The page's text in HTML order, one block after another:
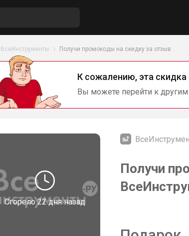
ВсеИнструменты Получи промокоды на скидку за отзыв
К сожалению, эта скидка
Вы можете перейти к
Сгорело22 дня назад
Получи